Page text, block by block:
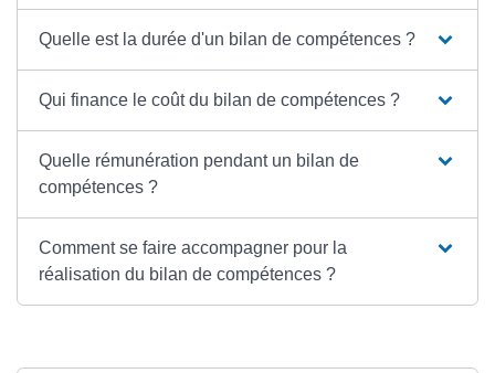
Quelle est la durée d'un bilan de compétences ?
Qui finance le coût du bilan de compétences ?
Quelle rémunération pendant un bilan de
compétences ?
Comment se faire accompagner pour la
réalisation du bilan de compétences ?